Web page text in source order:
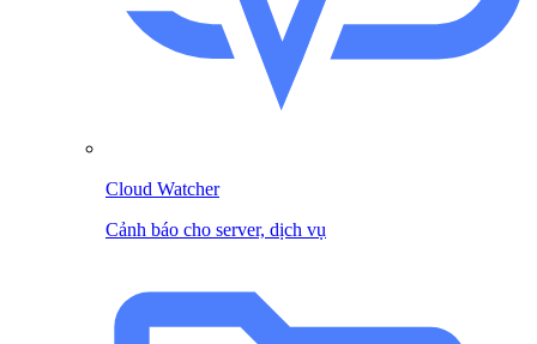
Cloud Watcher
Cảnh báo cho server, dịch vụ